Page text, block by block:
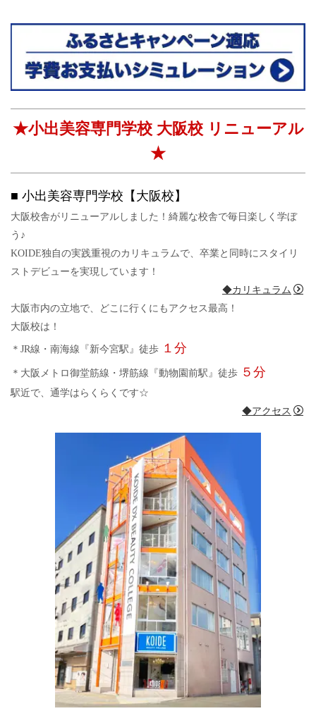
★小出美容専門学校 大阪校 リニューアル
★
■ 小出美容専門学校【大阪校】
大阪校舎がリニューアルしました！綺麗な校舎で毎日楽しく学ぼ
う♪
KOIDE独自の実践重視のカリキュラムで、卒業と同時にスタイリ
ストデビューを実現しています！
◆カリキュラム
大阪市内の立地で、どこに行くにもアクセス最高！
大阪校は！
＊JR線・南海線『新今宮駅』徒歩 １分
＊大阪メトロ御堂筋線・堺筋線『動物園前駅』徒歩 ５分
駅近で、通学はらくらくです☆
◆アクセス